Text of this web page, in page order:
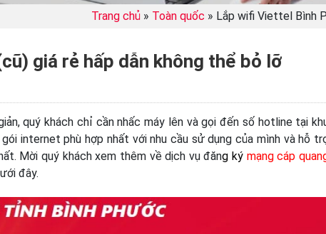
Trang chủ» Toàn quốc » Lắp wifi Viettel Bình
giá rẻ hấp dẫn không thể bỏ lỡ
quý khách chỉ cần nhấc máy lên và gọi đến số hotline tại
internet phù hợp nhất với nhu cầu sử dụng của mình và hỗ
Mời quý khách xem thêm về dịch vụ đăng ký mạng cáp
đây.